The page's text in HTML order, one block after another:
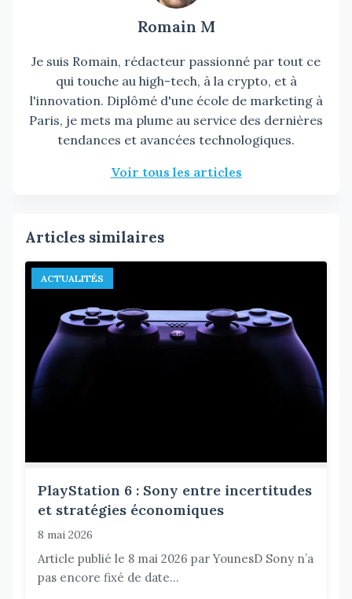
Romain M
Je suis Romain, rédacteur passionné par tout ce
qui touche au high-tech, à la crypto, et à
l'innovation. Diplômé d'une école de marketing à
Paris, je mets ma plume au service des dernières
tendances et avancées technologiques.
Voir tous les articles
Articles similaires
ACTUALITÉS
PlayStation 6 : Sony entre incertitudes
et stratégies économiques
8 mai 2026
Article publié le 8 mai 2026 par YounesD Sony n’a
pas encore fixé de date...